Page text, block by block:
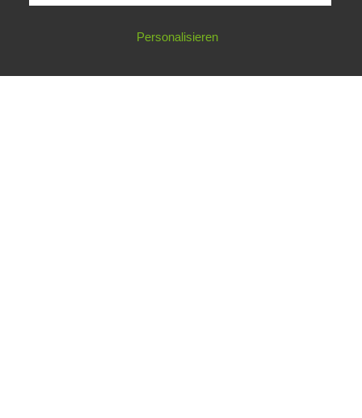
Impressum Datenschutzerklärung
Gesellschaft für ökologische Forschung e.V.
Personalisieren